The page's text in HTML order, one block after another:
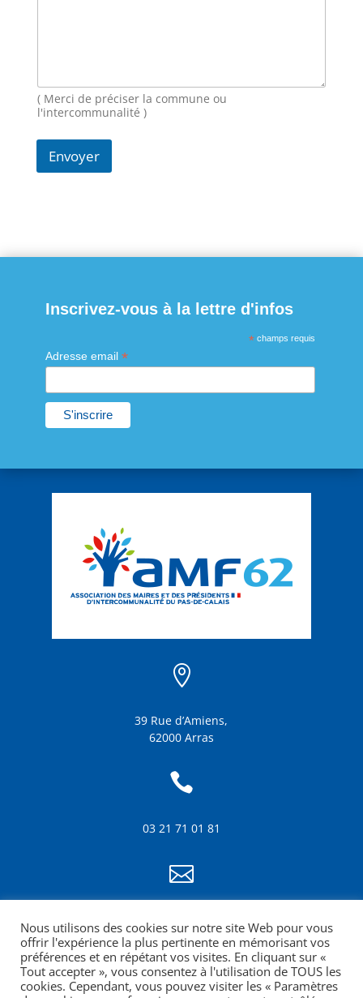
*( Merci de préciser la commune ou
l'intercommunalité )
Envoyer
Inscrivez-vous à la lettre d'infos
* champs requis
Adresse email *

39 Rue d’Amiens,
62000 Arras

03 21 71 01 81

info@amf62.fr
mentions légales
Nous utilisons des cookies sur notre site Web pour vous
offrir l'expérience la plus pertinente en mémorisant vos
préférences et en répétant vos visites. En cliquant sur «
Tout accepter », vous consentez à l'utilisation de TOUS les
cookies. Cependant, vous pouvez visiter les « Paramètres